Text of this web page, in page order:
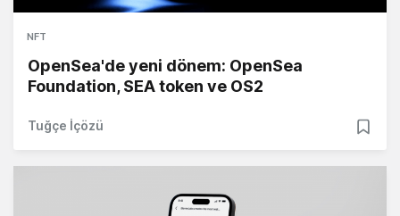
NFT
OpenSea'de yeni dönem: OpenSea
Foundation, SEA token ve OS2
Tuğçe İçözü